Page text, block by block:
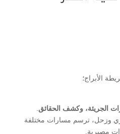
الجريئة، وكشف الحقائق
وزحل، ترسم مسارات مختلفة
مصيرية.